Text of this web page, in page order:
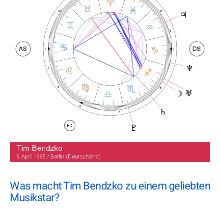
Was macht Tim Bendzko zu einem geliebten
Musikstar?